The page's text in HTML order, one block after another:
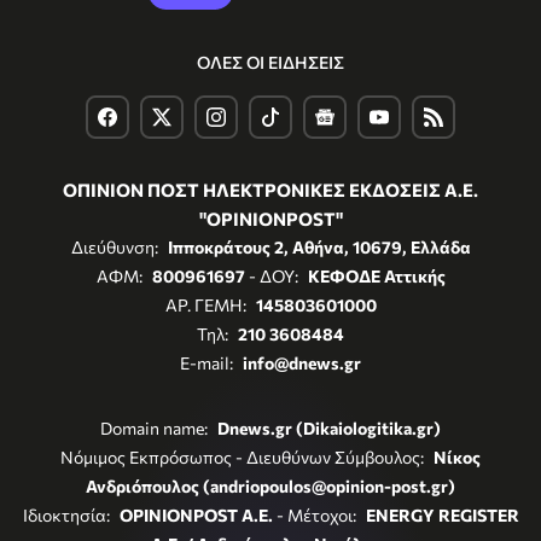
ΟΛΕΣ ΟΙ ΕΙΔΗΣΕΙΣ
ΟΠΙΝΙΟΝ ΠΟΣΤ ΗΛΕΚΤΡΟΝΙΚΕΣ ΕΚΔΟΣΕΙΣ Α.Ε.
"OPINIONPOST"
Διεύθυνση: Ιπποκράτους 2, Αθήνα, 10679, Ελλάδα
ΑΦΜ: 800961697- ΔΟΥ: ΚΕΦΟΔΕ Αττικής
ΑΡ. ΓΕΜΗ: 145803601000
Τηλ: 210 3608484
E-mail: info@dnews.gr
Domain name: Dnews.gr (Dikaiologitika.gr)
Νόμιμος Εκπρόσωπος - Διευθύνων Σύμβουλος: Νίκος
Ανδριόπουλος (andriopoulos@opinion-post.gr)
Ιδιοκτησία: OPINIONPOST A.E. - Μέτοχοι: ENERGY REGISTER